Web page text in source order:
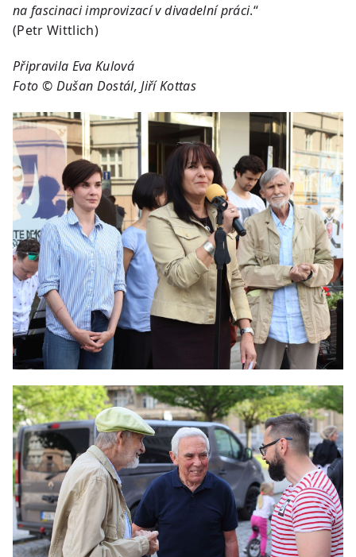
na fascinaci improvizací v divadelní práci.“
(Petr Wittlich)
Připravila Eva Kulová
Foto © Dušan Dostál, Jiří Kottas